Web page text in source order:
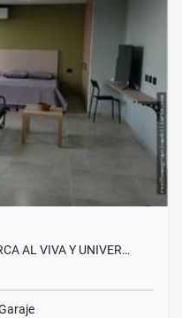
AL VIVA Y UNIVER…